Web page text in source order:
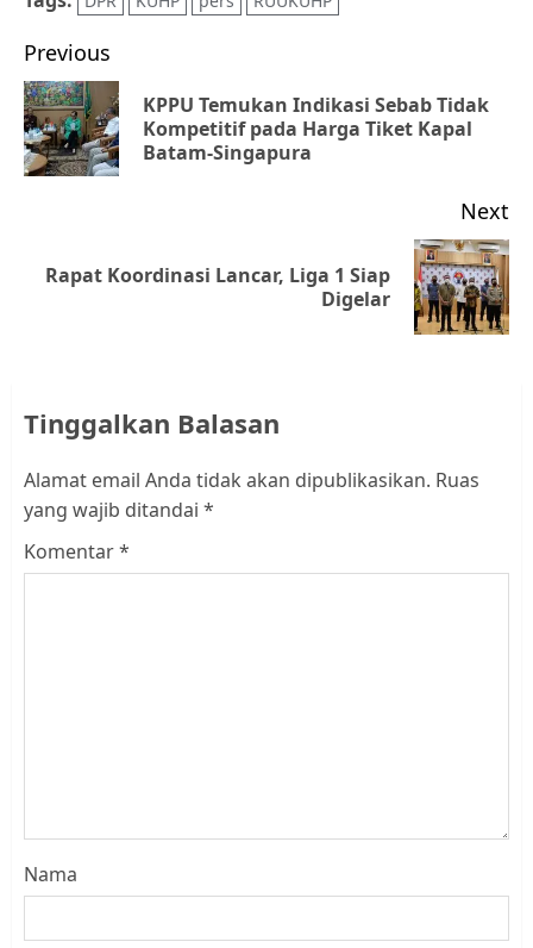
Post
navigation
Previous
KPPU Temukan Indikasi Sebab Tidak
Kompetitif pada Harga Tiket Kapal
Batam-Singapura
Next
Next
Rapat Koordinasi Lancar, Liga 1 Siap
Digelar
Tinggalkan Balasan
Alamat email Anda tidak akan dipublikasikan. Ruas
yang wajib ditandai *
Komentar*
Nama